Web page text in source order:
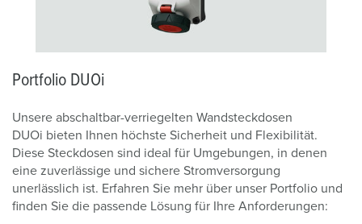
Portfolio DUOi
Unsere abschaltbar-verriegelten Wandsteckdosen
DUOi bieten Ihnen höchste Sicherheit und Flexibilität.
Diese Steckdosen sind ideal für Umgebungen, in denen
eine zuverlässige und sichere Stromversorgung
unerlässlich ist. Erfahren Sie mehr über unser Portfolio und
finden Sie die passende Lösung für Ihre Anforderungen: